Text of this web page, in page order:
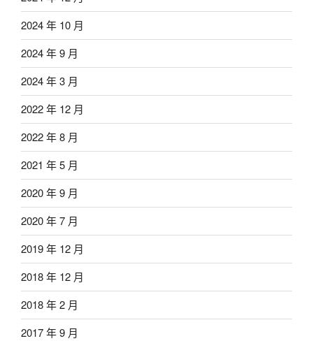
2024 年 10 月
2024 年 9 月
2024 年 3 月
2022 年 12 月
2022 年 8 月
2021 年 5 月
2020 年 9 月
2020 年 7 月
2019 年 12 月
2018 年 12 月
2018 年 2 月
2017 年 9 月